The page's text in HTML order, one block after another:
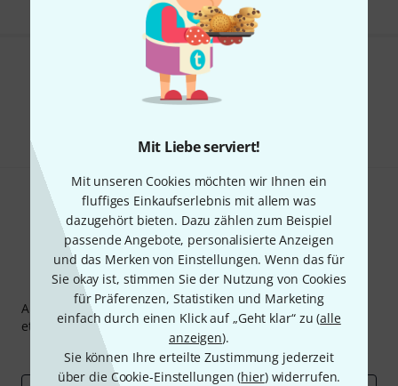
Mit Liebe serviert!
Mit unseren Cookies möchten wir Ihnen ein
fluffiges Einkaufserlebnis mit allem was
dazugehört bieten. Dazu zählen zum Beispiel
passende Angebote, personalisierte Anzeigen
und das Merken von Einstellungen. Wenn das für
Sie okay ist, stimmen Sie der Nutzung von Cookies
für Präferenzen, Statistiken und Marketing
einfach durch einen Klick auf „Geht klar“ zu (alle
anzeigen).
Sie können Ihre erteilte Zustimmung jederzeit
über die Cookie-Einstellungen (hier) widerrufen.
Gefällt Ihnen, was Sie sehen?
Thomann Newsletter
Abonniere den Thomann Newsletter und gewinne mit
etwas Glück einen von50 Gutscheinenüber jeweils50€
Inspirierende Beiträge
Deals Thomann Insights